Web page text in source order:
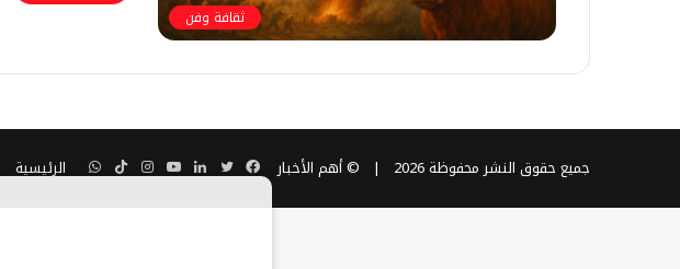
ثقافة وفن
جميع حقوق النشر محفوظة 2026 | © أهم الأخبار الرئيسية فيسبوك
تويترلينكدإنيوتيوبانستقرام
TikTokواتساب